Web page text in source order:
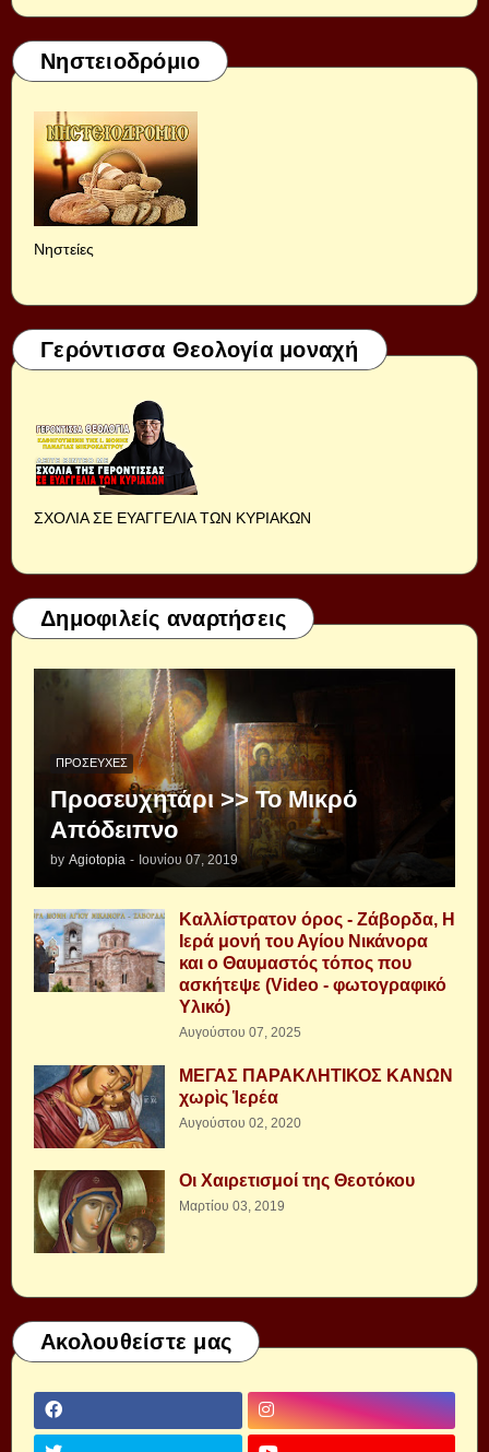
Νηστειοδρόμιο
Νηστείες
Γερόντισσα Θεολογία μοναχή
ΣΧΟΛΙΑ ΣΕ ΕΥΑΓΓΕΛΙΑ ΤΩΝ ΚΥΡΙΑΚΩΝ
Δημοφιλείς αναρτήσεις
ΠΡΟΣΕΥΧΈΣ
Προσευχητάρι >> Το Μικρό
Απόδειπνο
by Agiotopia - Ιουνίου 07, 2019
Καλλίστρατον όρος - Ζάβορδα, Η
Ιερά μονή του Αγίου Νικάνορα
και ο Θαυμαστός τόπος που
ασκήτεψε (Video - φωτογραφικό
Υλικό)
Αυγούστου 07, 2025
ΜΕΓΑΣ ΠΑΡΑΚΛΗΤΙΚΟΣ ΚΑΝΩΝ
χωρὶς Ἱερέα
Αυγούστου 02, 2020
Οι Χαιρετισμοί της Θεοτόκου
Μαρτίου 03, 2019
Ακολουθείστε μας